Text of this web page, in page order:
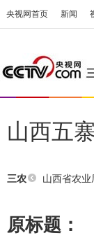
央视网首页 新闻
山西五
三农 山西省农业
原标题：